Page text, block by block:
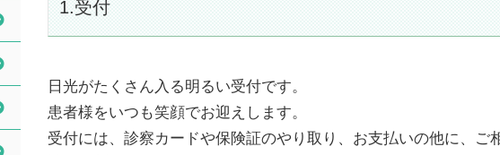
1.受付
日光がたくさん入る明るい受付です。
患者様をいつも笑顔でお迎えします。
受付には、診察カードや保険証のやり取り、お支払いの他に、ご